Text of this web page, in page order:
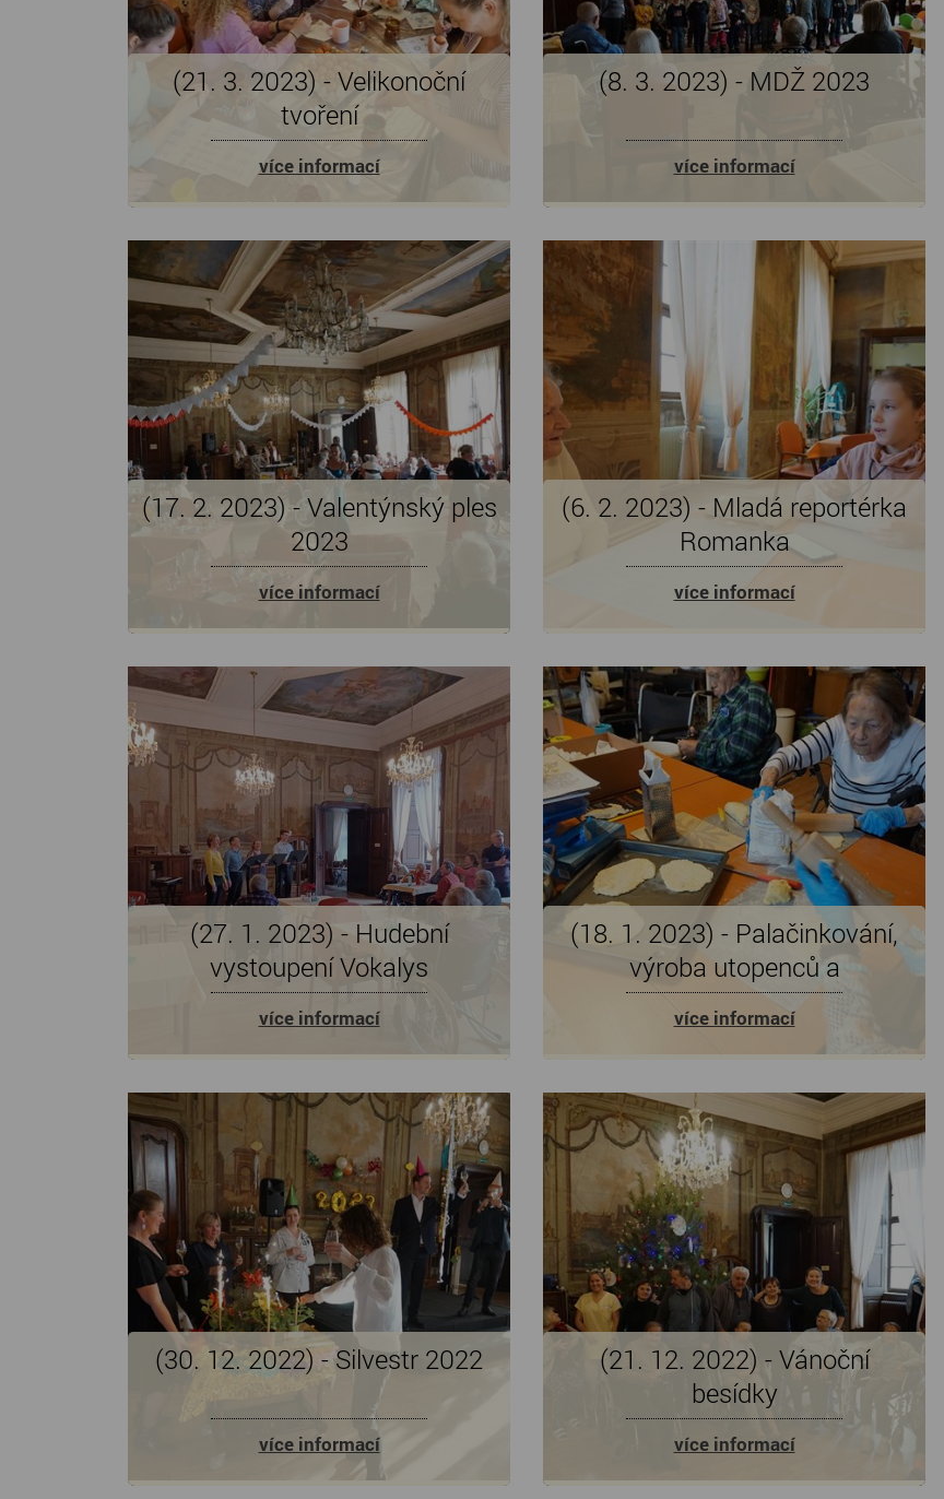
(21. 3. 2023) - Velikonoční
tvoření
více informací
(8. 3. 2023) - MDŽ 2023
více informací
(17. 2. 2023) - Valentýnský ples
2023
více informací
(6. 2. 2023) - Mladá reportérka
Romanka
více informací
(27. 1. 2023) - Hudební
vystoupení Vokalys
více informací
(18. 1. 2023) - Palačinkování,
výroba utopenců a
bramborových placek
více informací
(30. 12. 2022) - Silvestr 2022
více informací
(21. 12. 2022) - Vánoční
besídky
více informací